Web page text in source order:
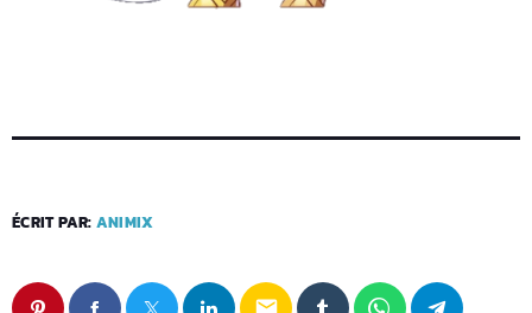
ÉCRIT PAR: ANIMIX
email